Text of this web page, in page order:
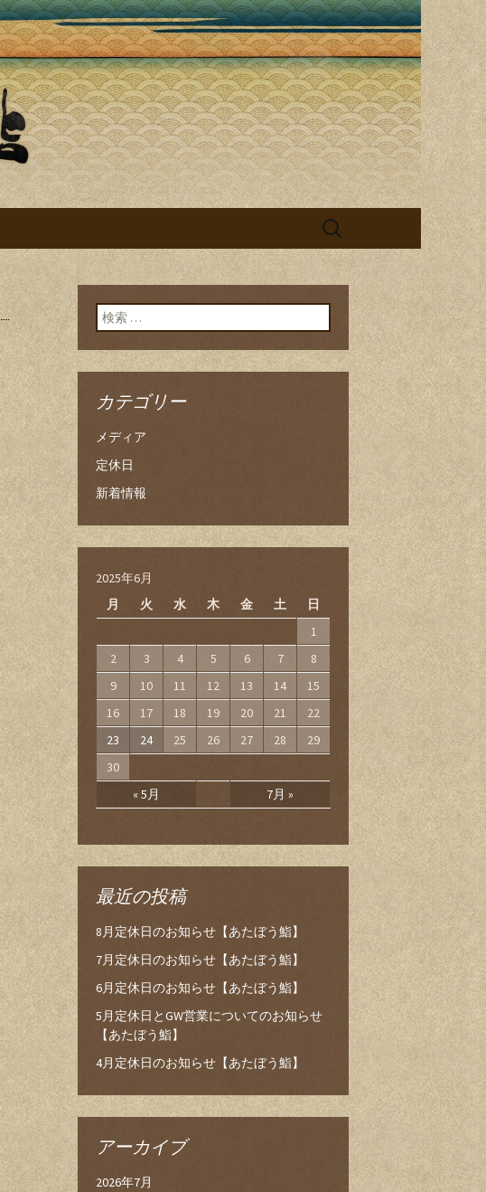
丁目で味わえ
検
検索:
カテゴリー
メディア
定休日
新着情報
2025年6月
月
火 水 木 金 土 日
« 5月 7月 »
1
2
3 4 5 6 7
8
9
10 11 12 13 14
15
16
17 18 19 20 21
22
23
24 25 26 27 28
29
30
最近の投稿
8月定休日のお知らせ【あたぼう鮨】
7月定休日のお知らせ【あたぼう鮨】
6月定休日のお知らせ【あたぼう鮨】
5月定休日とGW営業についてのお知らせ
【あたぼう鮨】
4月定休日のお知らせ【あたぼう鮨】
アーカイブ
2026年7月